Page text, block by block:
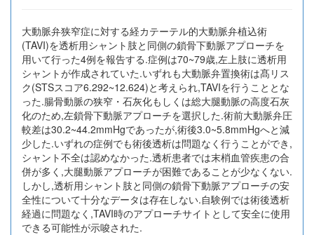
大動脈弁狭窄症に対する経カテーテル的大動脈弁植込術
(TAVI)を透析用シャント肢と同側の鎖骨下動脈アプローチを
用いて行った4例を報告する.症例は70~79歳,左上肢に透析用
シャントが作成されていた.いずれも大動脈弁置換術は髙リス
ク(STSスコア6.292~12.624)と考えられ,TAVIを行うこととな
った.腸骨動脈の狭窄・石灰化もしくは総大腿動脈の高度石灰
化のため,左鎖骨下動脈アプローチを選択した.術前大動脈弁圧
較差は30.2~44.2mmHgであったが,術後3.0~5.8mmHgへと減
少した.いずれの症例でも術後透析は問題なく行うことができ,
シャント不全は認めなかった.透析患者では末梢血管疾患の合
併が多く,大腿動脈アプローチが困難であることが少なくない.
しかし,透析用シャント肢と同側の鎖骨下動脈アプローチの安
全性について十分なデータは存在しない.自験例では術後透析
経過に問題なく,TAVI時のアプローチサイトとして安全に使用
できる可能性が示唆された.